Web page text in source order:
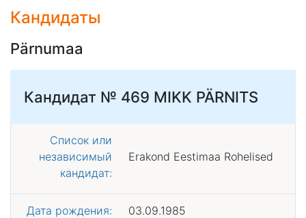
Кандидаты
Pärnumaa
Кандидат № 469 MIKK PÄRNITS
Список или
независимый
кандидат:
Erakond Eestimaa Rohelised
Дата рождения: 03.09.1985